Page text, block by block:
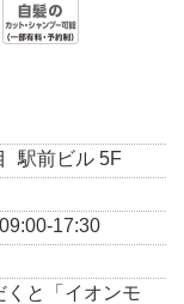
駅前ビル 5F
17:30
くと「イオンモ